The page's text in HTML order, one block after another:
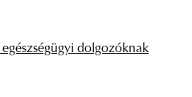
dolgozóknak